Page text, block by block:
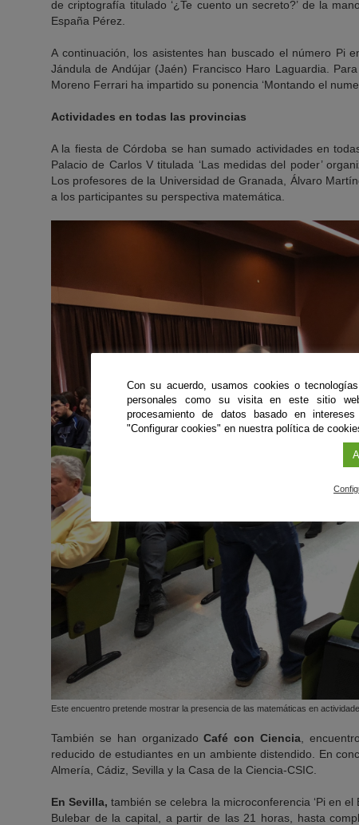
de criptografía titulado ‘¿Te cuento un secreto?’ de la
España Pérez.
A continuación, los asistentes han buscado el número Pi
Jándula de Andújar (Jaén) Francisco Haro Laguardia.
Moreno Ferrari ha impartido su ponencia ‘Montando el
Actividades en todas las provincias
A la fiesta de Córdoba se han sumado actividades en
Palacio de Carlos V titulada ‘Las medidas del poder’
Los profesores de la Universidad de Granada, Álvaro
a los participantes su perspectiva matemática.
Este encuentro pretende mostrar la presencia de las matemáticas en
También se han organizadoCafé con Ciencia ,
reducido de estudiantes en un ambiente distendido. En
Almería, Cádiz, Sevilla y la Casa de la Ciencia-CSIC.
En Sevilla, también se celebra la microconferencia ‘Pi en
Bulebar de la capital, a partir de las 21 horas, hasta
Con su acuerdo, usamos cookies o
personales como su visita en este sitio
procesamiento de datos basado en
"Configurar cookies" en nuestra política de